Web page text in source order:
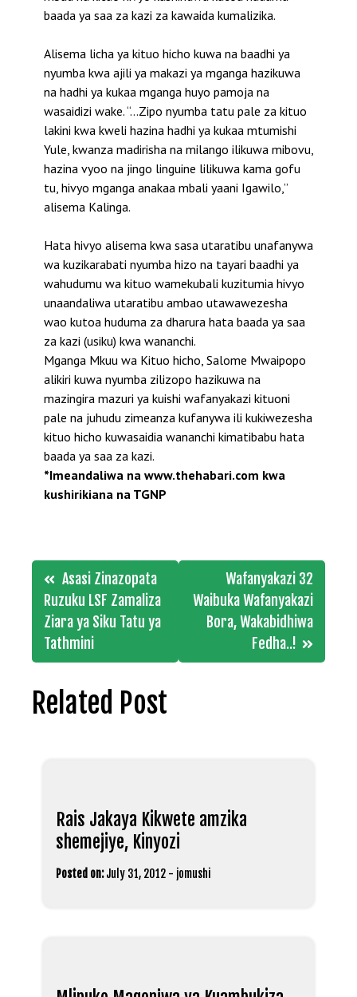
baada ya saa za kazi za kawaida kumalizika.
Alisema licha ya kituo hicho kuwa na baadhi ya
nyumba kwa ajili ya makazi ya mganga hazikuwa
na hadhi ya kukaa mganga huyo pamoja na
wasaidizi wake. “…Zipo nyumba tatu pale za kituo
lakini kwa kweli hazina hadhi ya kukaa mtumishi
Yule, kwanza madirisha na milango ilikuwa mibovu,
hazina vyoo na jingo linguine lilikuwa kama gofu
tu, hivyo mganga anakaa mbali yaani Igawilo,”
alisema Kalinga.
Hata hivyo alisema kwa sasa utaratibu unafanywa
wa kuzikarabati nyumba hizo na tayari baadhi ya
wahudumu wa kituo wamekubali kuzitumia hivyo
unaandaliwa utaratibu ambao utawawezesha
wao kutoa huduma za dharura hata baada ya saa
za kazi (usiku) kwa wananchi.
Mganga Mkuu wa Kituo hicho, Salome Mwaipopo
alikiri kuwa nyumba zilizopo hazikuwa na
mazingira mazuri ya kuishi wafanyakazi kituoni
pale na juhudu zimeanza kufanywa ili kukiwezesha
kituo hicho kuwasaidia wananchi kimatibabu hata
baada ya saa za kazi.
*Imeandaliwa na www.thehabari.com kwa
kushirikiana na TGNP
Post
navigation
Asasi Zinazopata
Ruzuku LSF Zamaliza
Ziara ya Siku Tatu ya
Tathmini
Wafanyakazi 32
Waibuka Wafanyakazi
Bora, Wakabidhiwa
Fedha..!
Related Post
Rais Jakaya Kikwete amzika
shemejiye, Kinyozi
Posted on: July 31, 2012 - jomushi